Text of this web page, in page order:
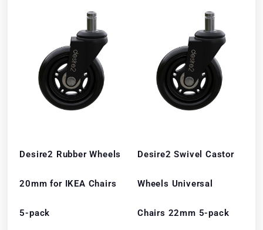
Desire2 Rubber Wheels
20mm for IKEA Chairs
5-pack
Desire2 Swivel Castor
Wheels Universal
Chairs 22mm 5-pack